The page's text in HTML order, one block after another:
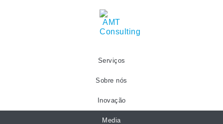
Serviços
Sobre nós
Inovação
Media